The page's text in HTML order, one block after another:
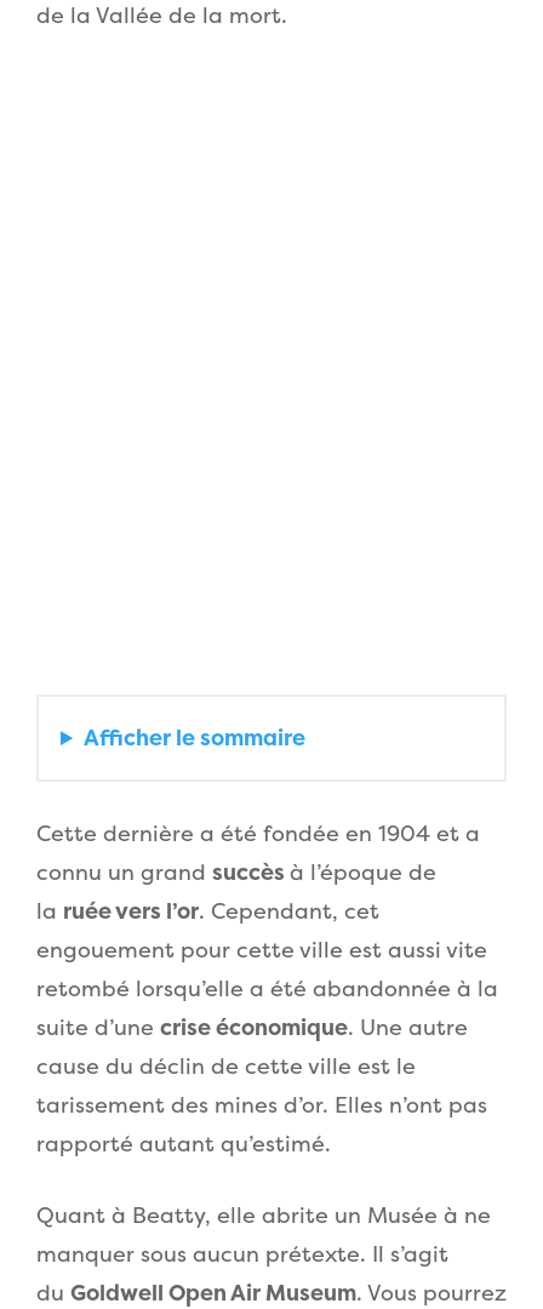
de la Vallée de la mort.
Afficher le sommaire
Cette dernière a été fondée en 1904 et a
connu un grand succès à l’époque de
la ruée vers l’or. Cependant, cet
engouement pour cette ville est aussi vite
retombé lorsqu’elle a été abandonnée à la
suite d’une crise économique. Une autre
cause du déclin de cette ville est le
tarissement des mines d’or. Elles n’ont pas
rapporté autant qu’estimé.
Quant à Beatty, elle abrite un Musée à ne
manquer sous aucun prétexte. Il s’agit
du Goldwell Open Air Museum. Vous pourrez